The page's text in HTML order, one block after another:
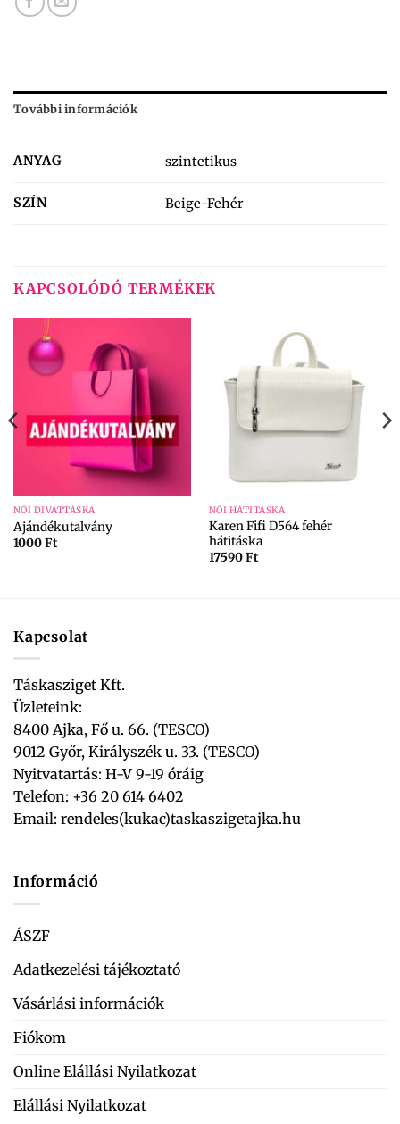
További információk
ANYAG szintetikus
SZÍN Beige-Fehér
KAPCSOLÓDÓ TERMÉKEK
NŐI DIVATTÁSKA
Ajándékutalvány
1000Ft
NŐI HÁTITÁSKA
Karen Fifi D564 fehér
hátitáska
17590Ft
Kapcsolat
Táskasziget Kft.
Üzleteink:
8400 Ajka, Fő u. 66. (TESCO)
9012 Győr, Királyszék u. 33. (TESCO)
Nyitvatartás: H-V 9-19 óráig
Telefon: +36 20 614 6402
Email: rendeles(kukac)taskaszigetajka.hu
Információ
ÁSZF
Adatkezelési tájékoztató
Vásárlási információk
Fiókom
Online Elállási Nyilatkozat
Elállási Nyilatkozat